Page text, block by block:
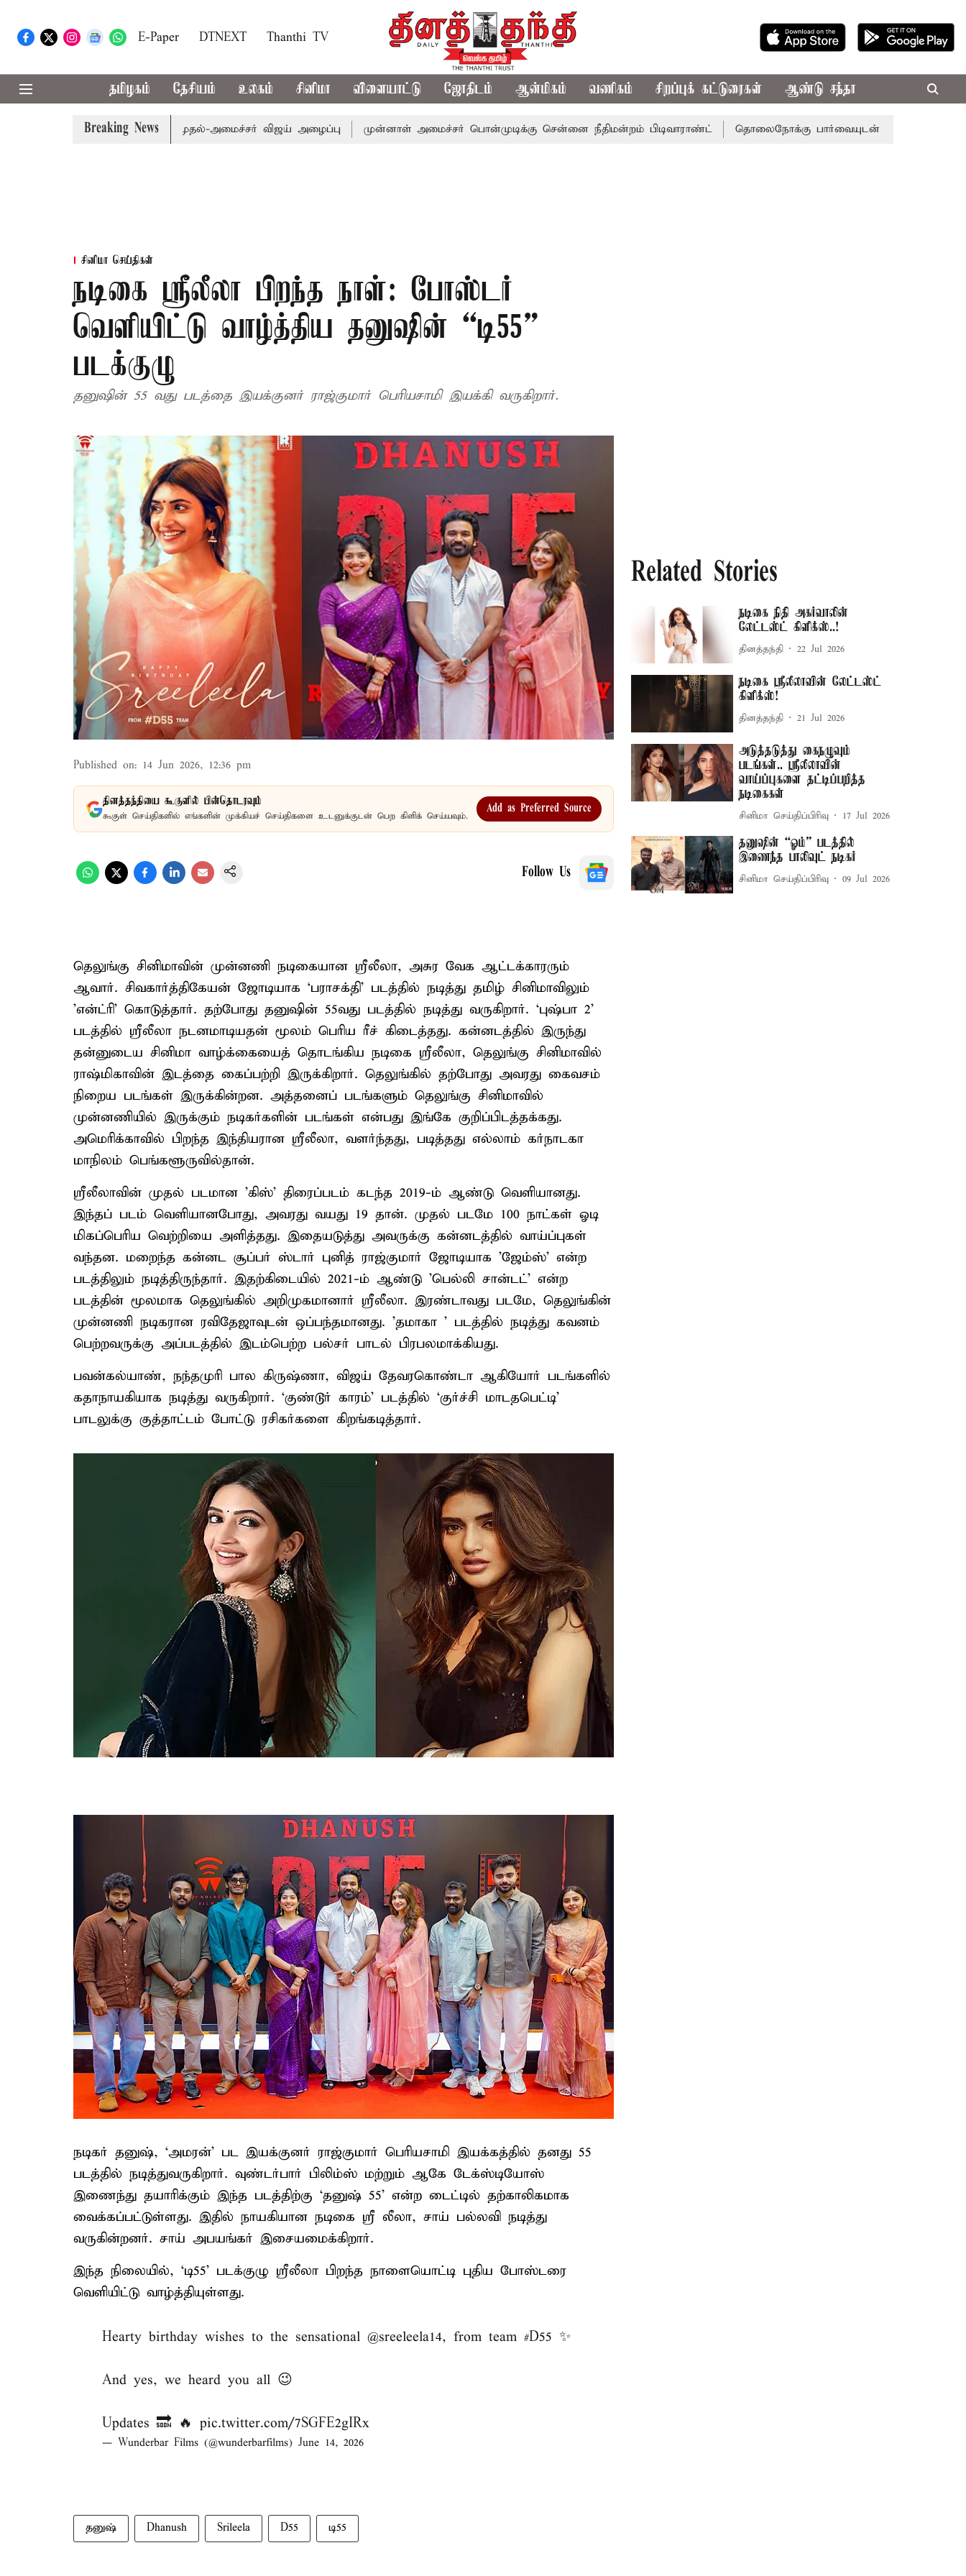
E-Paper DTNEXT Thanthi TV
தமிழகம் தேசியம் உலகம் சினிமா விளையாட்டு ஜோதிடம் ஆன்மிகம் வணிகம் சிறப்புக் கட்டுரைகள் ஆண்டு சந்தா
Breaking News
கூட்டத்துக்கு முதல்-அமைச்சர் விஜய் அழைப்பு முன்னாள் அமைச்சர் பொன்முடிக்கு சென்னை நீதிமன்றம் பிடிவாராண்ட் தொலைநோக்கு பார்வையுடன் கூடிய வேளாண் பட்ஜெட்:
சினிமா செய்திகள்
நடிகை ஸ்ரீலீலா பிறந்த நாள்: போஸ்டர்
வெளியிட்டு வாழ்த்திய தனுஷின் “டி55”
படக்குழு
தனுஷின் 55 வது படத்தை இயக்குனர் ராஜ்குமார் பெரியசாமி இயக்கி வருகிறார்.
Published on: 14 Jun 2026, 12:36 pm
தினத்தந்தியை கூகுளில் பின்தொடரவும்
கூகுள் செய்திகளில் எங்களின் முக்கியச் செய்திகளை உடனுக்குடன் பெற கிளிக் செய்யவும்.
Add as Preferred Source
Follow Us
தெலுங்கு சினிமாவின் முன்னணி நடிகையான ஸ்ரீலீலா, அசுர வேக ஆட்டக்காரரும்
ஆவார். சிவகார்த்திகேயன் ஜோடியாக ‘பராசக்தி’ படத்தில் நடித்து தமிழ் சினிமாவிலும்
'என்ட்ரி' கொடுத்தார். தற்போது தனுஷின் 55வது படத்தில் நடித்து வருகிறார். ‘புஷ்பா 2’
படத்தில் ஸ்ரீலீலா நடனமாடியதன் மூலம் பெரிய ரீச் கிடைத்தது. கன்னடத்தில் இருந்து
தன்னுடைய சினிமா வாழ்க்கையைத் தொடங்கிய நடிகை ஸ்ரீலீலா, தெலுங்கு சினிமாவில்
ராஷ்மிகாவின் இடத்தை கைப்பற்றி இருக்கிறார். தெலுங்கில் தற்போது அவரது கைவசம்
நிறைய படங்கள் இருக்கின்றன. அத்தனைப் படங்களும் தெலுங்கு சினிமாவில்
முன்னணியில் இருக்கும் நடிகர்களின் படங்கள் என்பது இங்கே குறிப்பிடத்தக்கது.
அமெரிக்காவில் பிறந்த இந்தியரான ஸ்ரீலீலா, வளர்ந்தது, படித்தது எல்லாம் கர்நாடகா
மாநிலம் பெங்களூருவில்தான்.
ஸ்ரீலீலாவின் முதல் படமான 'கிஸ்' திரைப்படம் கடந்த 2019-ம் ஆண்டு வெளியானது.
இந்தப் படம் வெளியானபோது, அவரது வயது 19 தான். முதல் படமே 100 நாட்கள் ஓடி
மிகப்பெரிய வெற்றியை அளித்தது. இதையடுத்து அவருக்கு கன்னடத்தில் வாய்ப்புகள்
வந்தன. மறைந்த கன்னட சூப்பர் ஸ்டார் புனித் ராஜ்குமார் ஜோடியாக 'ஜேம்ஸ்' என்ற
படத்திலும் நடித்திருந்தார். இதற்கிடையில் 2021-ம் ஆண்டு 'பெல்லி சான்டட்' என்ற
படத்தின் மூலமாக தெலுங்கில் அறிமுகமானார் ஸ்ரீலீலா. இரண்டாவது படமே, தெலுங்கின்
முன்னணி நடிகரான ரவிதேஜாவுடன் ஒப்பந்தமானது. 'தமாகா ' படத்தில் நடித்து கவனம்
பெற்றவருக்கு அப்படத்தில் இடம்பெற்ற பல்சர் பாடல் பிரபலமாக்கியது.
பவன்கல்யாண், நந்தமுரி பால கிருஷ்ணா, விஜய் தேவரகொண்டா ஆகியோர் படங்களில்
கதாநாயகியாக நடித்து வருகிறார். ‘குண்டூர் காரம்’ படத்தில் ‘குர்ச்சி மாடதபெட்டி’
பாடலுக்கு குத்தாட்டம் போட்டு ரசிகர்களை கிறங்கடித்தார்.
நடிகர் தனுஷ், ‘அமரன்’ பட இயக்குனர் ராஜ்குமார் பெரியசாமி இயக்கத்தில் தனது 55
படத்தில் நடித்துவருகிறார். வுண்டர்பார் பிலிம்ஸ் மற்றும் ஆகே டேக்ஸ்டியோஸ்
இணைந்து தயாரிக்கும் இந்த படத்திற்கு ‘தனுஷ் 55’ என்ற டைட்டில் தற்காலிகமாக
வைக்கப்பட்டுள்ளது. இதில் நாயகியான நடிகை ஸ்ரீ லீலா, சாய் பல்லவி நடித்து
வருகின்றனர். சாய் அபயங்கர் இசையமைக்கிறார்.
இந்த நிலையில், ‘டி55’ படக்குழு ஸ்ரீலீலா பிறந்த நாளையொட்டி புதிய போஸ்டரை
வெளியிட்டு வாழ்த்தியுள்ளது.
Hearty birthday wishes to the sensational @sreeleela14, from team #D55 ✨
And yes, we heard you all 😉
Updates 🔜 🔥 pic.twitter.com/7SGFE2gIRx
— Wunderbar Films (@wunderbarfilms) June 14, 2026
தனுஷ் Dhanush Srileela D55 டி55
Related Stories
நடிகை நிதி அகர்வாலின்
லேட்டஸ்ட் கிளிக்ஸ்..!
தினத்தந்தி 22 Jul 2026
நடிகை ஸ்ரீலீலாவின் லேட்டஸ்ட்
கிளிக்ஸ்!
தினத்தந்தி 21 Jul 2026
அடுத்தடுத்து கைநழுவும்
படங்கள்.. ஸ்ரீலீலாவின்
வாய்ப்புகளை தட்டிப்பறித்த
நடிகைகள்
சினிமா செய்திப்பிரிவு 17 Jul 2026
தனுஷின் “ஓம்” படத்தில்
இணைந்த பாலிவுட் நடிகர்
சினிமா செய்திப்பிரிவு 09 Jul 2026